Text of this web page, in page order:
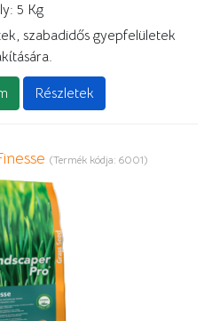
5 Kg
szabadidős gyepfelületek
Részletek
(Termék kódja: 6001)